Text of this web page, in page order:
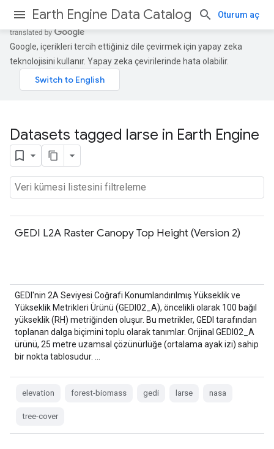
Earth Engine Data Catalog Oturum aç
Google, içerikleri tercih ettiğiniz dile çevirmek için yapay zeka
teknolojisini kullanır. Yapay zeka çevirilerinde hata olabilir.
Datasets tagged larse in Earth Engine
GEDI L2A Raster Canopy Top Height (Version 2)
GEDI'nin 2A Seviyesi Coğrafi Konumlandırılmış Yükseklik ve
Yükseklik Metrikleri Ürünü (GEDI02_A), öncelikli olarak 100 bağıl
yükseklik (RH) metriğinden oluşur. Bu metrikler, GEDI tarafından
toplanan dalga biçimini toplu olarak tanımlar. Orijinal GEDI02_A
ürünü, 25 metre uzamsal çözünürlüğe (ortalama ayak izi) sahip
bir nokta tablosudur. …
elevation forest-biomass gedi larse nasa
tree-cover